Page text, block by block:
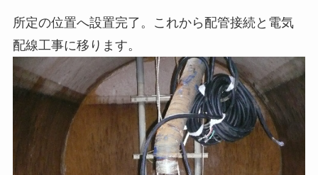
所定の位置へ設置完了。これから配管接続と電気
配線工事に移ります。